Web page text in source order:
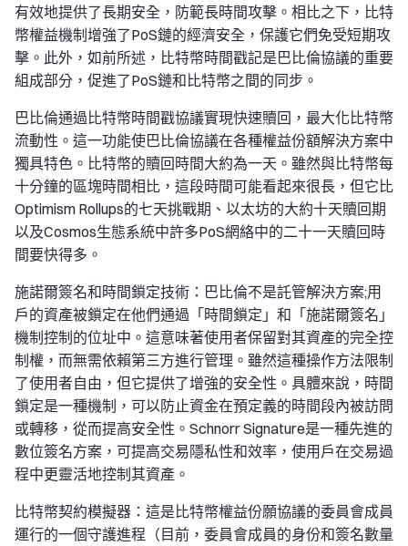
有效地提供了長期安全，防範長時間攻擊。相比之下，比特
幣權益機制增強了PoS鏈的經濟安全，保護它們免受短期攻
擊。此外，如前所述，比特幣時間戳記是巴比倫協議的重要
組成部分，促進了PoS鏈和比特幣之間的同步。
巴比倫通過比特幣時間戳協議實現快速贖回，最大化比特幣
流動性。這一功能使巴比倫協議在各種權益份額解決方案中
獨具特色。比特幣的贖回時間大約為一天。雖然與比特幣每
十分鐘的區塊時間相比，這段時間可能看起來很長，但它比
Optimism Rollups的七天挑戰期、以太坊的大約十天贖回期
以及Cosmos生態系統中許多PoS網絡中的二十一天贖回時
間要快得多。
施諾爾簽名和時間鎖定技術：巴比倫不是託管解決方案;用
戶的資產被鎖定在他們通過「時間鎖定」和「施諾爾簽名」
機制控制的位址中。這意味著使用者保留對其資產的完全控
制權，而無需依賴第三方進行管理。雖然這種操作方法限制
了使用者自由，但它提供了增強的安全性。具體來說，時間
鎖定是一種機制，可以防止資金在預定義的時間段內被訪問
或轉移，從而提高安全性。Schnorr Signature是一種先進的
數位簽名方案，可提高交易隱私性和效率，使用戶在交易過
程中更靈活地控制其資產。
比特幣契約模擬器：這是比特幣權益份願協議的委員會成員
運行的一個守護進程（目前，委員會成員的身份和簽名數量